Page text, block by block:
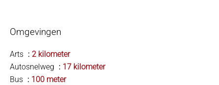
Omgevingen
Arts
2 kilometer
Autosnelweg
17 kilometer
Bus
100 meter